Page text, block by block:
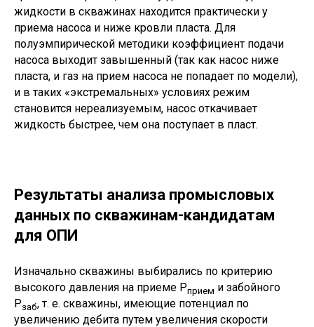
жидкости в скважинах находится практически у
приема насоса и ниже кровли пласта. Для
полуэмпирической методики коэффициент подачи
насоса выходит завышенный (так как насос ниже
пласта, и газ на прием насоса не попадает по модели),
и в таких «экстремальных» условиях режим
становится нереализуемым, насос откачивает
жидкость быстрее, чем она поступает в пласт.
Результаты анализа промысловых
данных по скважинам-кандидатам
для ОПИ
Изначально скважины выбирались по критерию
высокого давления на приеме Pприем и забойного
Pзаб, т. е. скважины, имеющие потенциал по
увеличению дебита путем увеличения скорости